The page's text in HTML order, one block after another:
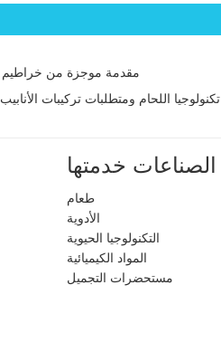
مقدمة موجزة من خراطيم
تكنولوجيا اللحام ومتطلبات تركيبات الأنابيب
الصناعات خدمتها
طعام
الأدوية
التكنولوجيا الحيوية
المواد الكيميائية
مستحضرات التجميل